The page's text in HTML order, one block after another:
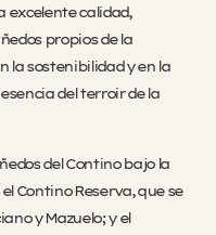
excelente calidad,
propios de la
la sostenibilidad y en la
del terroir de la
del Contino bajo la
Contino Reserva, que se
y Mazuelo; y el